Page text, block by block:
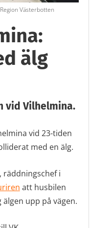
Västerbotten
älg
vid Vilhelmina.
vid 23-tiden
med en älg.
, räddningschef i
att husbilen
upp på vägen.